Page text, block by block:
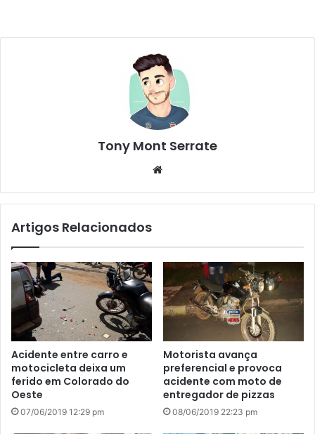
Tony Mont Serrate
te
Artigos Relacionados
Acidente entre carro e
motocicleta deixa um
ferido em Colorado do
Oeste
07/06/2019 12:29 pm
Motorista avança
preferencial e provoca
acidente com moto de
entregador de pizzas
08/06/2019 22:23 pm